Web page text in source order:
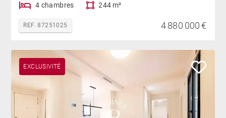
4 chambres 244 m²
REF. 87251025 4 880 000 €
EXCLUSIVITÉ